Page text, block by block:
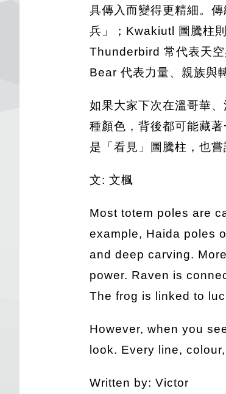
具傳入而變得更精細。
兵」；Kwakiutl 圖騰柱
Thunderbird 常代表天
Bear 代表力量、親族與
如果大家下次在溫哥華
種顏色，背後都可能藏
是「看見」圖騰柱，也
文: 文楓
Most totem poles are
example, Haida poles
and deep carving.
power. Raven is
The frog is linked to
However, when you
look. Every line,
Written by: Victor